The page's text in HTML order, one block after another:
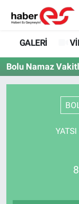
GALERİ
Bolu Namaz
GALERİ
VİDEO
YAZARLAR
GÜNDEM
SİYASET
Eskişehir
Eskişehir
Eskişehir
Süper Lig
Tüm